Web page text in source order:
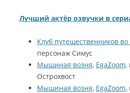
Лучший актёр озвучки в
Клуб путешественников
персонаж Симус
Мышиная возня, EgaZoom,
Острохвост
Мышиная возня, EgaZoom,